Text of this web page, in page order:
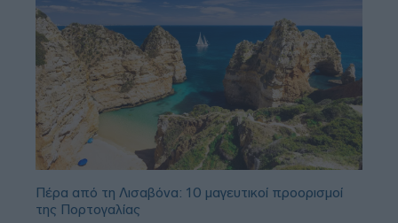
Πέρα από τη Λισαβόνα: 10 μαγευτικοί προορισμοί
της Πορτογαλίας